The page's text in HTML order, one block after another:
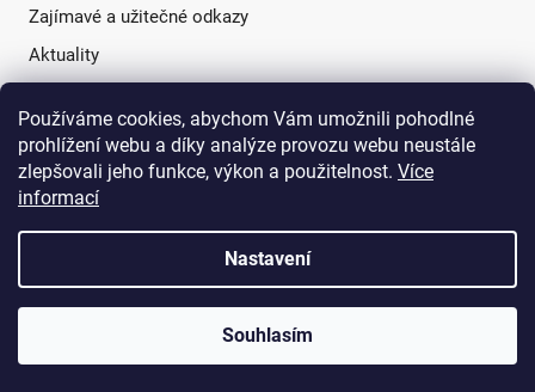
Používáme cookies, abychom Vám umožnili pohodlné
prohlížení webu a díky analýze provozu webu neustále
zlepšovali jeho funkce, výkon a použitelnost. Více
informací
Nastavení
Souhlasím
Zajímavé a užitečné odkazy
Aktuality
Sociální sítě
Vytvořil Shoptet
Copyright 2026TANATECH.cz. Všechna práva vyhrazena.